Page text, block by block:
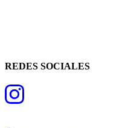
REDES SOCIALES